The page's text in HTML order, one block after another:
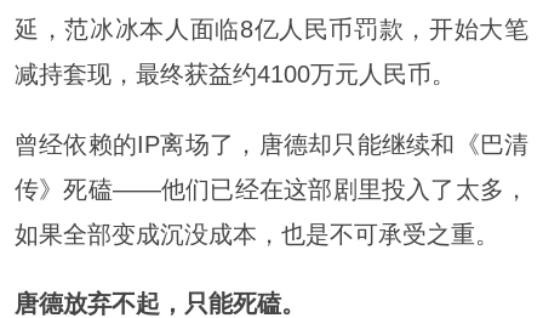
延，范冰冰本人面临8亿人民币罚款，开始大笔
减持套现，最终获益约4100万元人民币。
曾经依赖的IP离场了，唐德却只能继续和《巴清
传》死磕——他们已经在这部剧里投入了太多，
如果全部变成沉没成本，也是不可承受之重。
唐德放弃不起，只能死磕。